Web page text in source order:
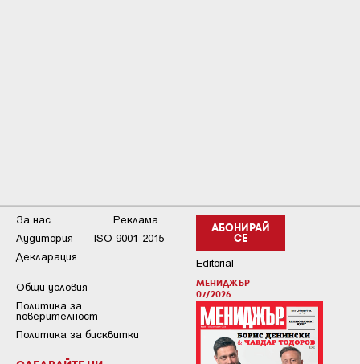
АБОНИРАЙ
СЕ
Editorial
МЕНИДЖЪР
07/2026
За нас
Реклама
Аудитория
ISO 9001-2015
Декларация
Общи условия
Пoлитикa зa
пoвepитeлнocт
Политика за бисквитки